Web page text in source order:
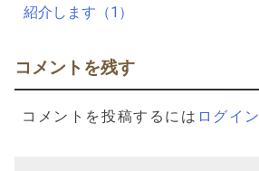
ビ
ー
シ
ョ
紹介します（1）
コメントを残す
コメントを投稿するには ログイン